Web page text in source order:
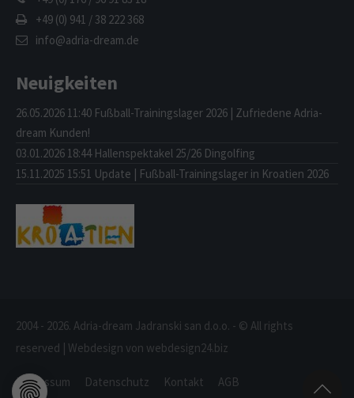
+49 (0) 941 / 38 222 368
info@adria-dream.de
Neuigkeiten
26.05.2026 11:40 Fußball-Trainingslager 2026 | Zufriedene Adria-
dream Kunden!
03.01.2026 18:44 Hallenspektakel 25/26 Dingolfing
15.11.2025 15:51 Update | Fußball-Trainingslager in Kroatien 2026
2004 - 2026. Adria-dream Jadranski san d.o.o. - © All rights
reserved | Webdesign von webdesign24.biz
Impressum Datenschutz Kontakt AGB